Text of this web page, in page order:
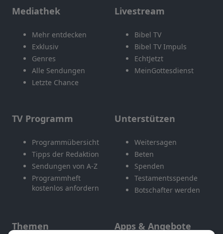
Mediathek
Mehr entdecken
Exklusiv
Genres
Alle Sendungen
Letzte Chance
Livestream
Bibel TV
Bibel TV Impuls
EchtJetzt
MeinGottesdienst
TV Programm
Programmübersicht
Tipps der Redaktion
Sendungen von A-Z
Programmheft
kostenlos anfordern
Unterstützen
Weitersagen
Beten
Spenden
Testamentsspende
Botschafter werden
Themen Apps & Angebote